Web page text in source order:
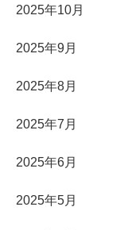
2025年10月
2025年9月
2025年8月
2025年7月
2025年6月
2025年5月